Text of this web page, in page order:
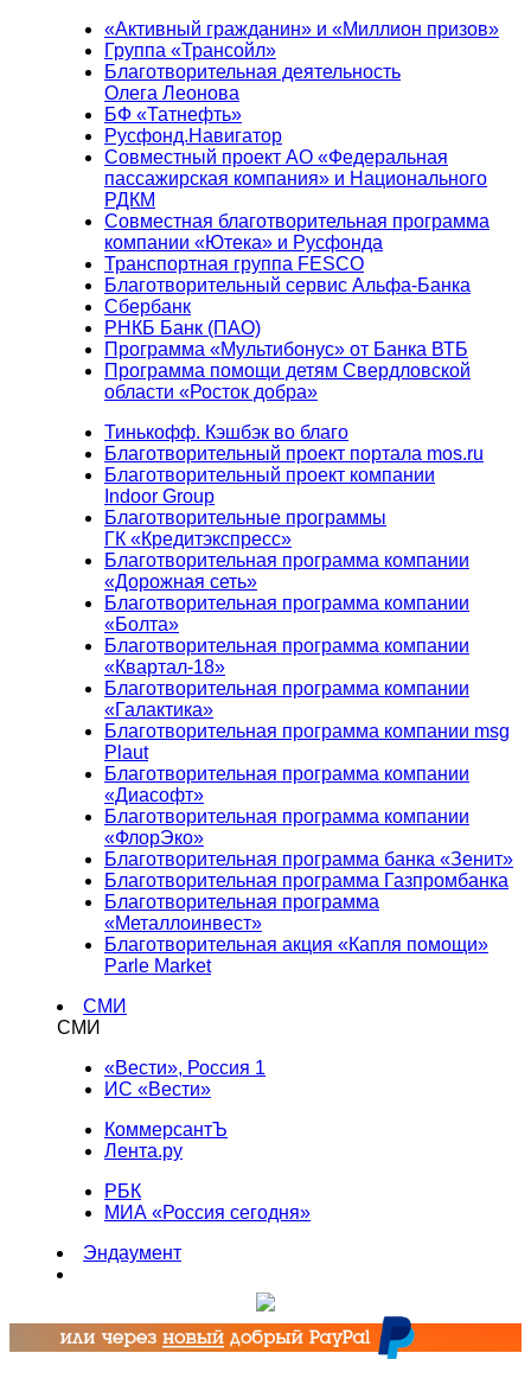
«Активный гражданин» и «Миллион призов»
Группа «Трансойл»
Благотворительная деятельность
Олега Леонова
БФ «Татнефть»
Русфонд.Навигатор
Совместный проект АО «Федеральная
пассажирская компания» и Национального
РДКМ
Совместная благотворительная программа
компании «Ютека» и Русфонда
Транспортная группа FESCO
Благотворительный сервис Альфа-Банка
Сбербанк
РНКБ Банк (ПАО)
Программа «Мультибонус» от Банка ВТБ
Программа помощи детям Свердловской
области «Росток добра»
Тинькофф. Кэшбэк во благо
Благотворительный проект портала mos.ru
Благотворительный проект компании
Indoor Group
Благотворительные программы
ГК «Кредитэкспресс»
Благотворительная программа компании
«Дорожная сеть»
Благотворительная программа компании
«Болта»
Благотворительная программа компании
«Квартал-18»
Благотворительная программа компании
«Галактика»
Благотворительная программа компании msg
Plaut
Благотворительная программа компании
«Диасофт»
Благотворительная программа компании
«ФлорЭко»
Благотворительная программа банка «Зенит»
Благотворительная программа Газпромбанка
Благотворительная программа
«Металлоинвест»
Благотворительная акция «Капля помощи»
Parle Market
СМИ
СМИ
«Вести», Россия 1
ИС «Вести»
КоммерсантЪ
Лента.ру
РБК
МИА «Россия сегодня»
Эндаумент